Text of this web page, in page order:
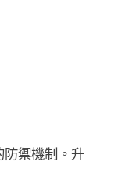
防禦機制。升